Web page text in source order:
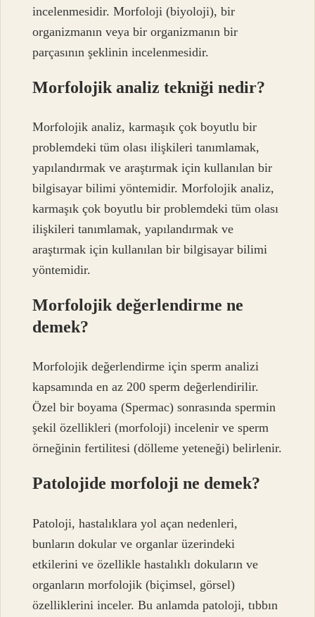
incelenmesidir. Morfoloji (biyoloji), bir
organizmanın veya bir organizmanın bir
parçasının şeklinin incelenmesidir.
Morfolojik analiz tekniği nedir?
Morfolojik analiz, karmaşık çok boyutlu bir
problemdeki tüm olası ilişkileri tanımlamak,
yapılandırmak ve araştırmak için kullanılan bir
bilgisayar bilimi yöntemidir. Morfolojik analiz,
karmaşık çok boyutlu bir problemdeki tüm olası
ilişkileri tanımlamak, yapılandırmak ve
araştırmak için kullanılan bir bilgisayar bilimi
yöntemidir.
Morfolojik değerlendirme ne
demek?
Morfolojik değerlendirme için sperm analizi
kapsamında en az 200 sperm değerlendirilir.
Özel bir boyama (Spermac) sonrasında spermin
şekil özellikleri (morfoloji) incelenir ve sperm
örneğinin fertilitesi (dölleme yeteneği) belirlenir.
Patolojide morfoloji ne demek?
Patoloji, hastalıklara yol açan nedenleri,
bunların dokular ve organlar üzerindeki
etkilerini ve özellikle hastalıklı dokuların ve
organların morfolojik (biçimsel, görsel)
özelliklerini inceler. Bu anlamda patoloji, tıbbın